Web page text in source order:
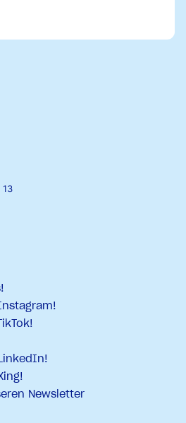
13
Newsletter